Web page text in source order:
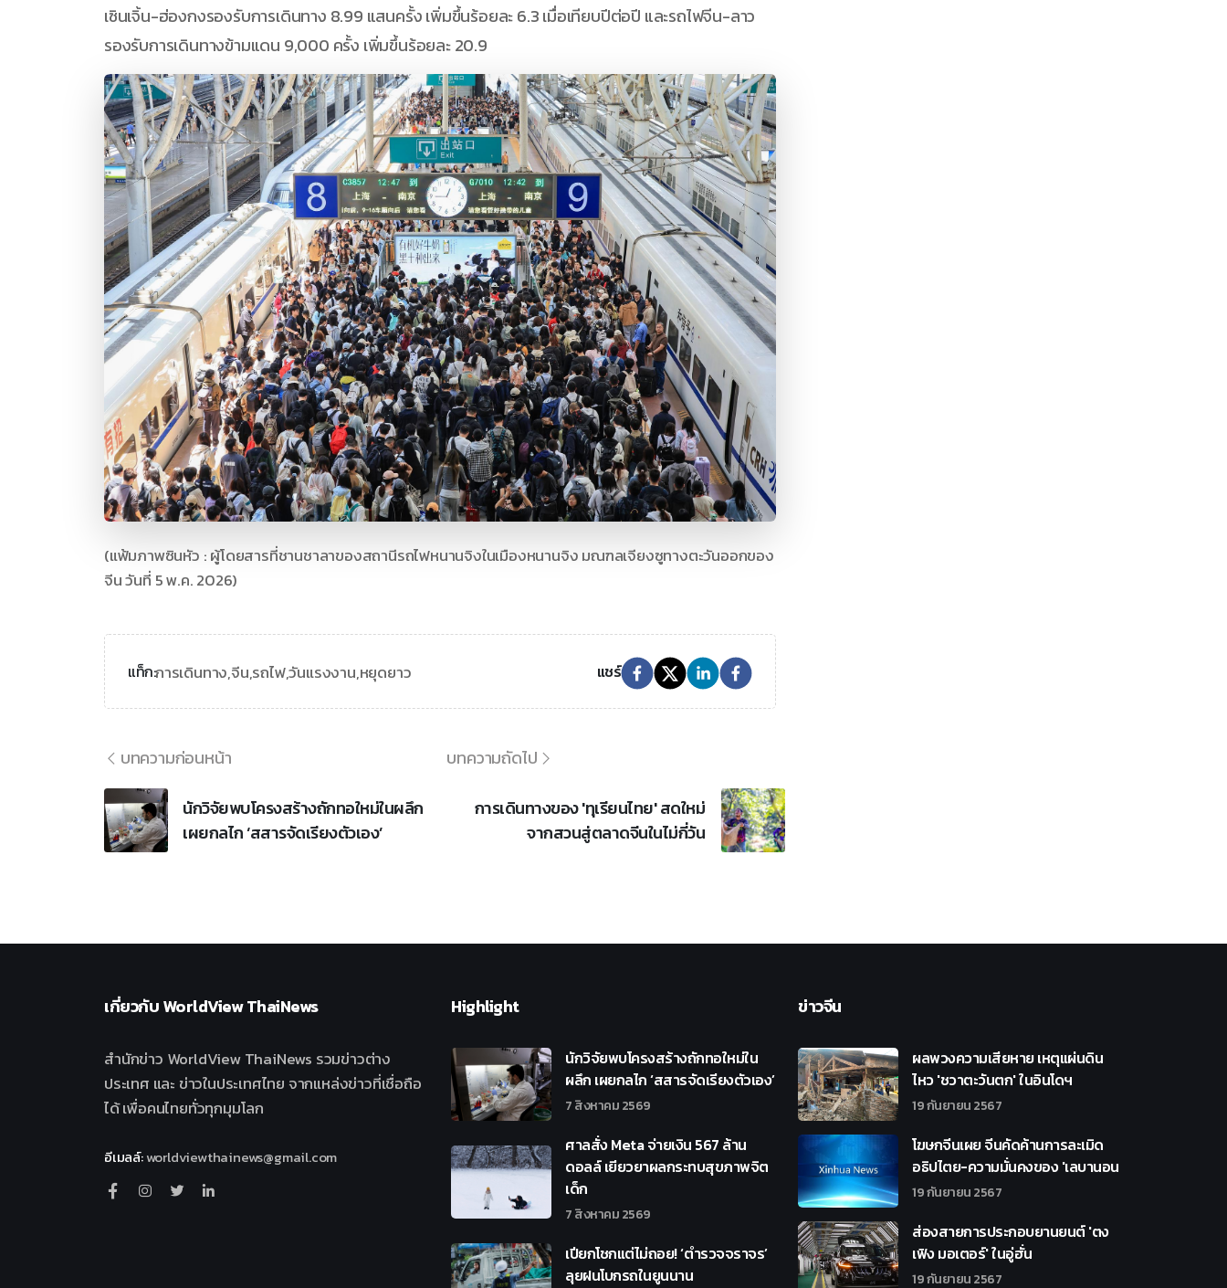
เซินเจิ้น-ฮ่องกงรองรับการเดินทาง 8.99 แสนครั้ง เพิ่มขึ้นร้อยละ 6.3 เมื่อเทียบปีต่อปี และรถไฟจีน-ลาว
รองรับการเดินทางข้ามแดน 9,000 ครั้ง เพิ่มขึ้นร้อยละ 20.9
(แฟ้มภาพซินหัว : ผู้โดยสารที่ชานชาลาของสถานีรถไฟหนานจิงในเมืองหนานจิง มณฑลเจียงซูทางตะวันออกของ
จีน วันที่ 5 พ.ค. 2026)
แท็ก:การเดินทาง,จีน,รถไฟ,วันแรงงาน,หยุดยาว แชร์
บทความก่อนหน้า
นักวิจัยพบโครงสร้างถักทอใหม่ในผลึก
เผยกลไก ‘สสารจัดเรียงตัวเอง’
บทความถัดไป
การเดินทางของ 'ทุเรียนไทย' สดใหม่
จากสวนสู่ตลาดจีนในไม่กี่วัน
เกี่ยวกับWorldView ThaiNews
สำนักข่าว WorldView ThaiNews รวมข่าวต่าง
ประเทศ และ ข่าวในประเทศไทย จากแหล่งข่าวที่เชื่อถือ
ได้ เพื่อคนไทยทั่วทุกมุมโลก
อีเมลล์:worldviewthainews@gmail.com
Highlight
นักวิจัยพบโครงสร้างถักทอใหม่ใน
ผลึก เผยกลไก ‘สสารจัดเรียงตัวเอง’
7 สิงหาคม 2569
ศาลสั่ง Meta จ่ายเงิน 567 ล้าน
ดอลล์ เยียวยาผลกระทบสุขภาพจิต
เด็ก
7 สิงหาคม 2569
เปียกโชกแต่ไม่ถอย! ‘ตำรวจจราจร’
ลุยฝนโบกรถในยูนนาน
ข่าวจีน
ผลพวงความเสียหาย เหตุแผ่นดิน
ไหว 'ชวาตะวันตก' ในอินโดฯ
19 กันยายน 2567
โฆษกจีนเผย จีนคัดค้านการละเมิด
อธิปไตย-ความมั่นคงของ 'เลบานอน
19 กันยายน 2567
ส่องสายการประกอบยานยนต์ 'ตง
เฟิง มอเตอร์' ในอู่ฮั่น
19 กันยายน 2567